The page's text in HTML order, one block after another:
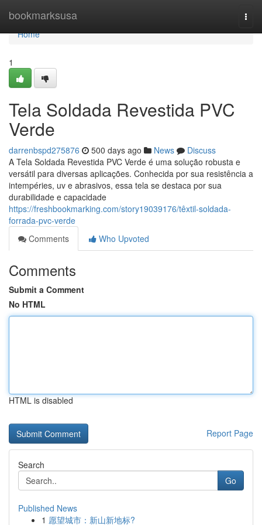
bookmarksusa
Home
Home
1
Tela Soldada Revestida PVC
Verde
darrenbspd275876 500 days ago News
Discuss
A Tela Soldada Revestida PVC Verde é uma solução robusta e
versátil para diversas aplicações. Conhecida por sua resistência a
intempéries, uv e abrasivos, essa tela se destaca por sua
durabilidade e capacidade
https://freshbookmarking.com/story19039176/têxtil-soldada-
forrada-pvc-verde
Comments
Who Upvoted
Comments
Submit a Comment
No HTML
HTML is disabled
Report Page
Search
Go
Published News
1 愿望城市：新山新地标?